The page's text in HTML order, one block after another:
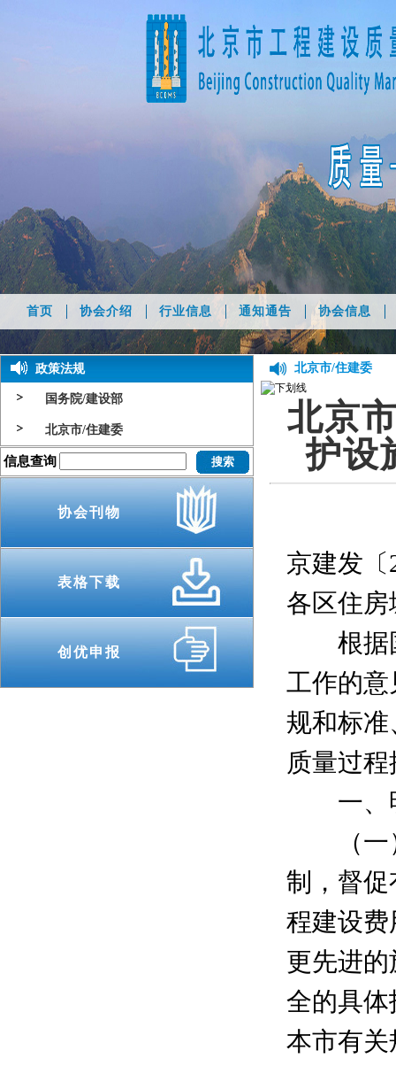
首页 协会介绍 行业信息 通知通告 协会信息
政策法规
国务院/建设部
北京市/住建委
信息查询
协会刊物
表格下载
创优申报
北京市/住建委
北京
护设
京建发〔
各区住
根据国
工作的意
规和标
质量过
一、明
（一）
制，督
程建设
更先进
全的具
本市有关